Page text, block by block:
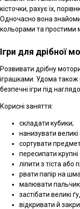
кісточки, рахує їх,
Одночасно вона
кольорами та простими
Ігри для дрібної
Розвивати дрібну
іграшками. Удома також
безпечні ігри під
Корисні заняття:
складати кубики;
нанизувати
сортувати
пересипати
ліпити з тіста або
рвати папір на
малювати
застібати великі
відкривати й